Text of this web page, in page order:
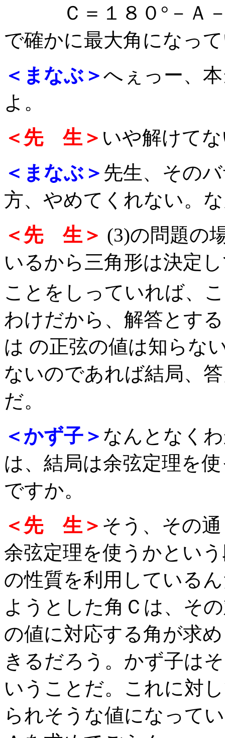
Ｃ＝１８０°－Ａ－
で確かに最大角になっ
＜まなぶ＞へぇっー、
よ。
＜先 生＞ いや解けて
＜まなぶ＞ 先生、その
方、やめてくれない。
＜先 生＞ (3)の問題の
いるから三角形は決定
ことをしっていれば、
わけだから、解答とす
は の正弦の値は知らな
ないのであれば結局、
だ。
＜かず子＞ なんとなく
は、結局は余弦定理を
ですか。
＜先 生＞ そう、その
余弦定理を使うかとい
の性質を利用している
ようとした角Ｃは、そ
の値に対応する角が求
きるだろう。かず子は
いうことだ。これに対
られそうな値になって